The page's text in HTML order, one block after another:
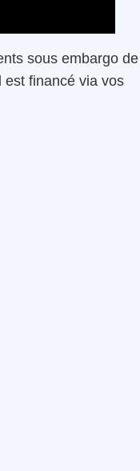
sous embargo de
financé via vos